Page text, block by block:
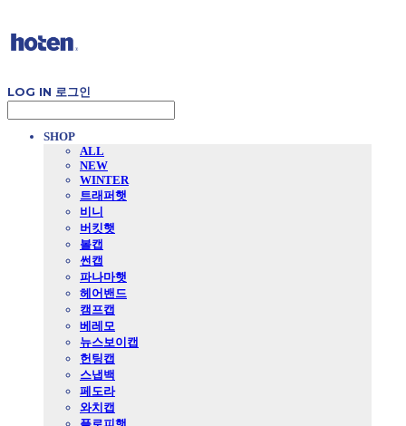
LOG IN 로그인
SHOP
ALL
NEW
WINTER
트래퍼햇
비니
버킷햇
볼캡
썬캡
파나마햇
헤어밴드
캠프캡
베레모
뉴스보이캡
헌팅캡
스냅백
페도라
와치캡